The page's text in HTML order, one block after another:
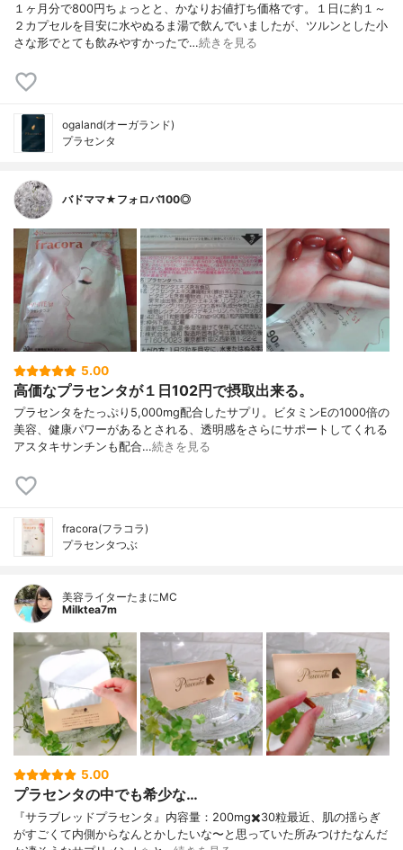
１ヶ月分で800円ちょっとと、かなりお値打ち価格です。１日に約１～
２カプセルを目安に水やぬるま湯で飲んでいましたが、ツルンとした小
さな形でとても飲みやすかったで…続きを見る
ogaland(オーガランド)
プラセンタ
バドママ★フォロバ100◎
5.00
高価なプラセンタが１日102円で摂取出来る。
プラセンタをたっぷり5,000mg配合したサプリ。ビタミンEの1000倍の
美容、健康パワーがあるとされる、透明感をさらにサポートしてくれる
アスタキサンチンも配合…続きを見る
fracora(フラコラ)
プラセンタつぶ
美容ライターたまにMC
Milktea7m
5.00
プラセンタの中でも希少な…
『サラブレッドプラセンタ』内容量：200mg✖️30粒最近、肌の揺らぎ
がすごくて内側からなんとかしたいな〜と思っていた所みつけたなんだ